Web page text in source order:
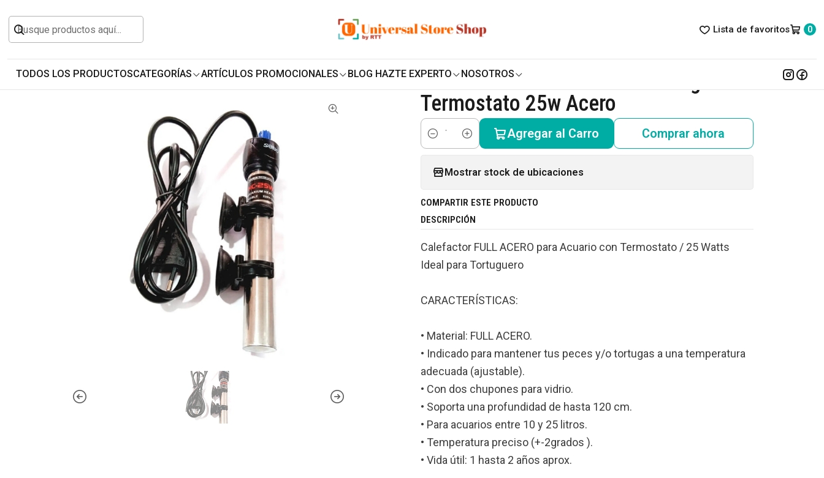
Lista de favoritos 0
TODOS LOS PRODUCTOSCATEGORÍAS ARTÍCULOS PROMOCIONALES BLOG HAZTE EXPERTO NOSOTROS
Inicio Todos los Productos Termostatos para acuarios
Calefactor Acuario Peces Tortugas
Termostato 25w Acero
Cantidad
Agregar al Carro Comprar ahora
Mostrar stock de ubicaciones
COMPARTIR ESTE PRODUCTO
DESCRIPCIÓN
Calefactor FULL ACERO para Acuario con Termostato / 25 Watts
Ideal para Tortuguero
CARACTERÍSTICAS:
• Material: FULL ACERO.
• Indicado para mantener tus peces y/o tortugas a una temperatura
adecuada (ajustable).
• Con dos chupones para vidrio.
• Soporta una profundidad de hasta 120 cm.
• Para acuarios entre 10 y 25 litros.
• Temperatura preciso (+-2grados ).
• Vida útil: 1 hasta 2 años aprox.